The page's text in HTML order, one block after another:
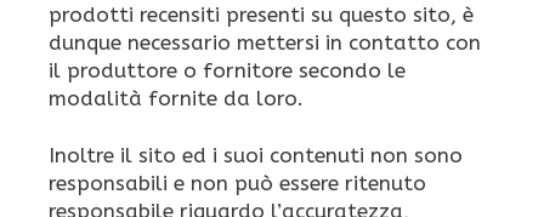
prodotti recensiti presenti su questo sito, è
dunque necessario mettersi in contatto con
il produttore o fornitore secondo le
modalità fornite da loro.
Inoltre il sito ed i suoi contenuti non sono
responsabili e non può essere ritenuto
responsabile riguardo l’accuratezza,